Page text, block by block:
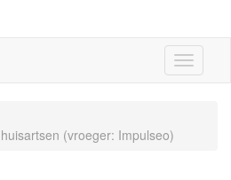
Toggle
(vroeger: Impulseo)